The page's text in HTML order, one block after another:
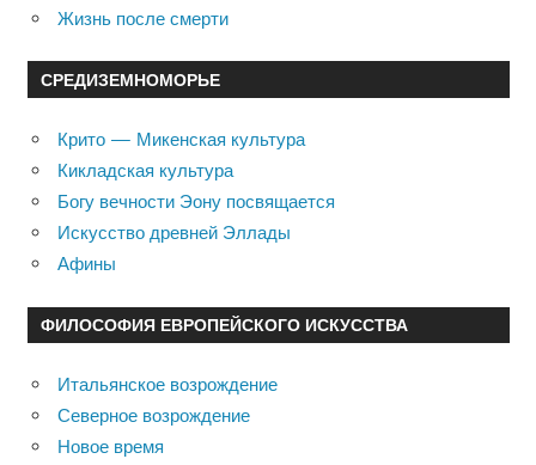
Жизнь после смерти
СРЕДИЗЕМНОМОРЬЕ
Крито — Микенская культура
Кикладская культура
Богу вечности Эону посвящается
Искусство древней Эллады
Афины
ФИЛОСОФИЯ ЕВРОПЕЙСКОГО ИСКУССТВА
Итальянское возрождение
Северное возрождение
Новое время